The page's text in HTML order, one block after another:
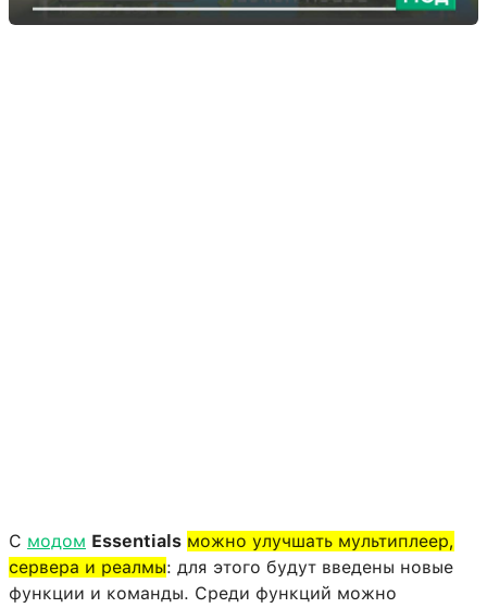
С модом Essentials можно улучшать мультиплеер,
сервера и реалмы: для этого будут введены новые
функции и команды. Среди функций можно